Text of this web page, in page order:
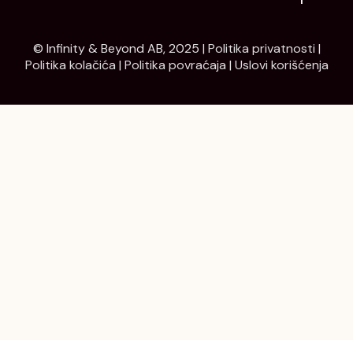
© Infinity & Beyond AB, 2025 | Politika privatnosti |
Politika kolačića | Politika povraćaja | Uslovi korišćenja